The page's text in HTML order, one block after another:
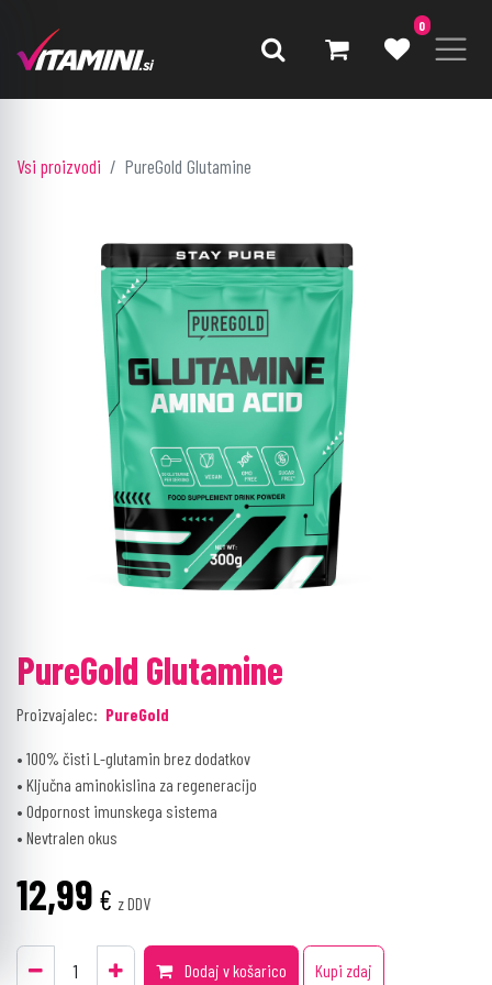
0
Vsi proizvodi PureGold Glutamine
PureGold Glutamine
Proizvajalec: PureGold
• 100% čisti L-glutamin brez dodatkov
• Ključna aminokislina za regeneracijo
• Odpornost imunskega sistema
• Nevtralen okus
12,99 € z DDV
Dodaj v košarico Kupi zdaj